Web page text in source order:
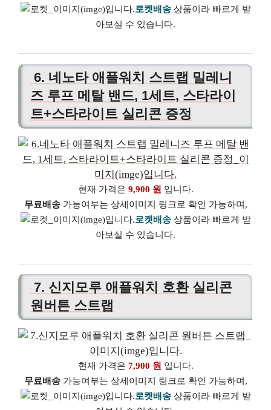
로켓배송상품이라 빠르게 받
아보실 수 있습니다.
6. 네노타 애플워치 스트랩 밀레니
즈 루프 메탈 밴드, 1세트, 스타라이
트+스타라이트 실리콘 증정
현재 가격은 9,900 원 입니다.
무료배송가능여부는 상세이미지 링크로 확인 가능하며,
로켓배송상품이라 빠르게 받
아보실 수 있습니다.
7. 신지모루 애플워치 호환 실리콘
원버튼 스트랩
현재 가격은 7,900 원 입니다.
무료배송가능여부는 상세이미지 링크로 확인 가능하며,
로켓배송상품이라 빠르게 받